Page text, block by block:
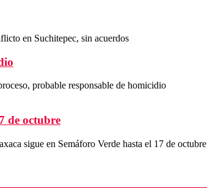
en Suchitepec, sin acuerdos
probable responsable de homicidio
de octubre
sigue en Semáforo Verde hasta el 17 de octubre